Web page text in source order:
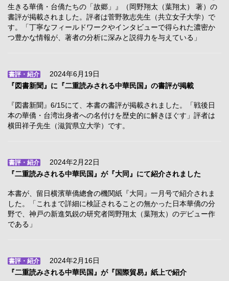
生きる華僑・台僑たちの「故郷」』（岡野翔太（葉翔太） 著）の
書評が掲載されました。評者は菅野敦志先生（共立女子大学）で
す。「丁寧なフィールドワークやインタビューで得られた濃密か
つ豊かな情報が、著者の分析に深みと説得力を与えている」
書評・紹介
2024年6月19日
『図書新聞』に『二重読みされる中華民国』の書評が掲載
『図書新聞』6/15にて、本書の書評が掲載されました。「戦後日
本の華僑・台湾出身者への名付けを歴史的に解きほぐす」評者は
横田祥子先生（滋賀県立大学）です。
書評・紹介
2024年2月22日
『二重読みされる中華民国』が『大同』にて紹介されました
本書が、留日横濱華僑總會の機関紙『大同』一月号で紹介されま
した。「これまで詳細に検証されることの無かった日本華僑の分
野で、神戸の新進気鋭の研究者岡野翔太（葉翔太）のデビュー作
である」
書評・紹介
2024年2月16日
『二重読みされる中華民国』が『国際貿易』紙上で紹介